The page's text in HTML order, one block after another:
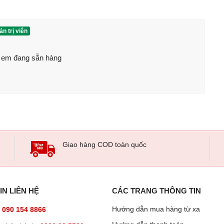
5G
như phiên bản tiền nhiệm. Màn hình
trị viên
đang sẵn hàng
Giao hàng COD toàn quốc
LIÊN HỆ
090 154 8866
CÁC TRANG THÔNG TIN
Hướng dẫn mua hàng từ xa